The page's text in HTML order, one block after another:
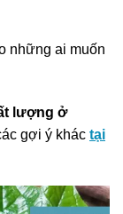
những ai muốn
lượng ở
gợi ý khác tại